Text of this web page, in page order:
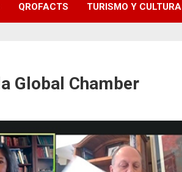
QROFACTS TURISMO Y CULTURA
Global Chamber